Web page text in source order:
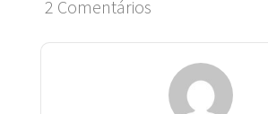
2 Comentários